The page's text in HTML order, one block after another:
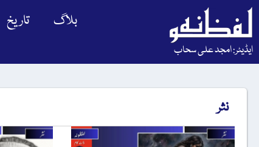
ایڈیٹر: امجد علی سحاب
بلاگ تاریخ
نثر